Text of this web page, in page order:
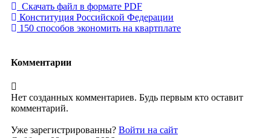
Скачать файл в формате PDF
Конституция Российской Федерации
150 способов экономить на квартплате
Комментарии
Нет созданных комментариев. Будь первым кто оставит
комментарий.
Уже зарегистрированны? Войти на сайт